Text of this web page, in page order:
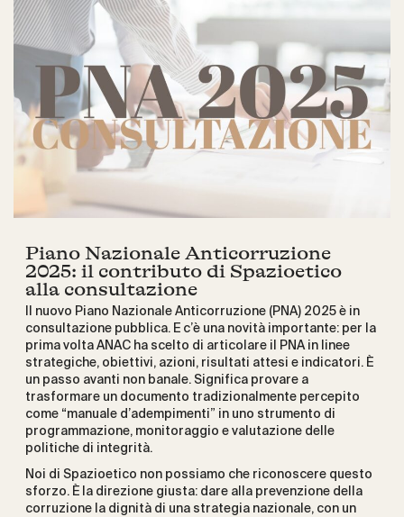
Piano Nazionale Anticorruzione
2025: il contributo di Spazioetico
alla consultazione
Il nuovo Piano Nazionale Anticorruzione (PNA) 2025 è in
consultazione pubblica. E c’è una novità importante: per la
prima volta ANAC ha scelto di articolare il PNA in linee
strategiche, obiettivi, azioni, risultati attesi e indicatori. È
un passo avanti non banale. Significa provare a
trasformare un documento tradizionalmente percepito
come “manuale d’adempimenti” in uno strumento di
programmazione, monitoraggio e valutazione delle
politiche di integrità.
Noi di Spazioetico non possiamo che riconoscere questo
sforzo. È la direzione giusta: dare alla prevenzione della
corruzione la dignità di una strategia nazionale, con un